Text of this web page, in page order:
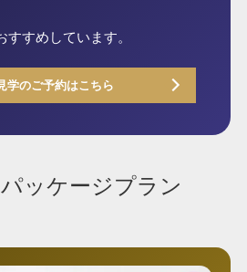
すすめしています。
学のご予約はこちら
ッケージプラン